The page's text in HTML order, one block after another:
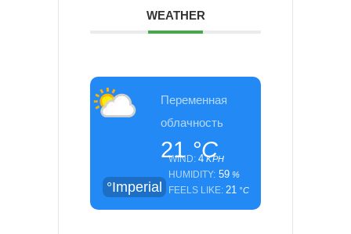
WEATHER
Переменная
облачность
21°C
°Imperial
WIND: 4KPH
HUMIDITY:59%
FEELS LIKE: 21 °C